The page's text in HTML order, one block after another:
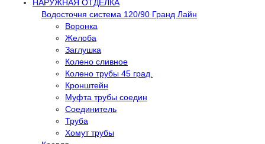
НАРУЖНАЯ ОТДЕЛКА
Водосточня система 120/90 Гранд Лайн
Воронка
Желоба
Заглушка
Колено сливное
Колено трубы 45 град.
Кронштейн
Муфта трубы соедин
Соединитель
Труба
Хомут трубы